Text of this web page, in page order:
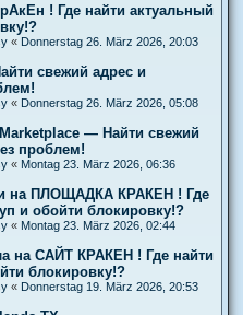
! Где найти актуальный
« Donnerstag 26. März 2026, 20:03
свежий адрес и
« Donnerstag 26. März 2026, 05:08
— Найти свежий
проблем!
« Montag 23. März 2026, 06:36
на ПЛОЩАДКА КРАКЕН ! Где
и обойти блокировку!?
« Montag 23. März 2026, 02:44
на САЙТ КРАКЕН ! Где найти
блокировку!?
« Donnerstag 19. März 2026, 20:53